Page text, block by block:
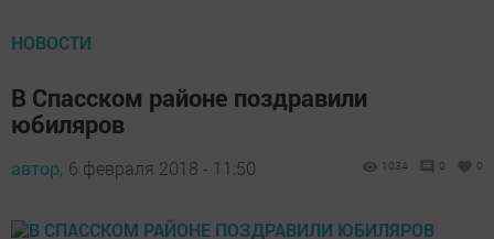
НОВОСТИ
В Спасском районе поздравили
юбиляров
автор, 6 февраля 2018 - 11:50 1034 0 0